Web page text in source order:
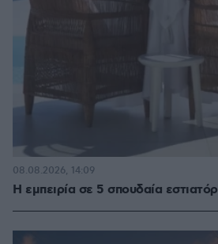
Η εμπειρία σε 5 σπουδαία
08.08.2026, 14:09